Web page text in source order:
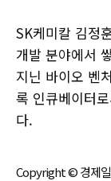
SK케미칼 김정
개발 분야에서
지닌 바이오 벤
록 인큐베이터
다.
Copyright © 경제일